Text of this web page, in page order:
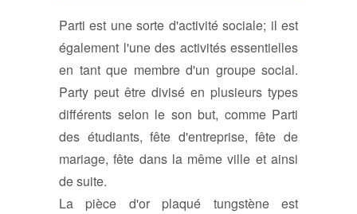
Parti est une sorte d'activité sociale; il est
également l'une des activités essentielles
en tant que membre d'un groupe social.
Party peut être divisé en plusieurs types
différents selon le son but, comme Parti
des étudiants, fête d'entreprise, fête de
mariage, fête dans la même ville et ainsi
de suite.
La pièce d'or plaqué tungstène est